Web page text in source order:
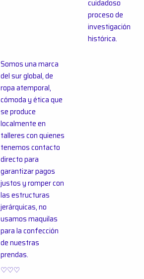
cuidadoso
proceso de
investigación
histórica.
Somos una marca
del sur global,de
ropa atemporal,
cómoda y ética que
se produce
localmente en
talleres con quienes
tenemos contacto
directo para
garantizar pagos
justos y romper con
las estructuras
jerárquicas, no
usamos maquilas
para la confección
de nuestras
prendas.
♡♡♡